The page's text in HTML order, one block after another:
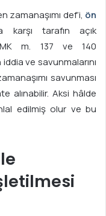
zamanaşımı def’i, ön
karşı tarafın açık
m. 137 ve 140
ve savunmalarını
savunması
alınabilir. Aksi hâlde
edilmiş olur ve bu